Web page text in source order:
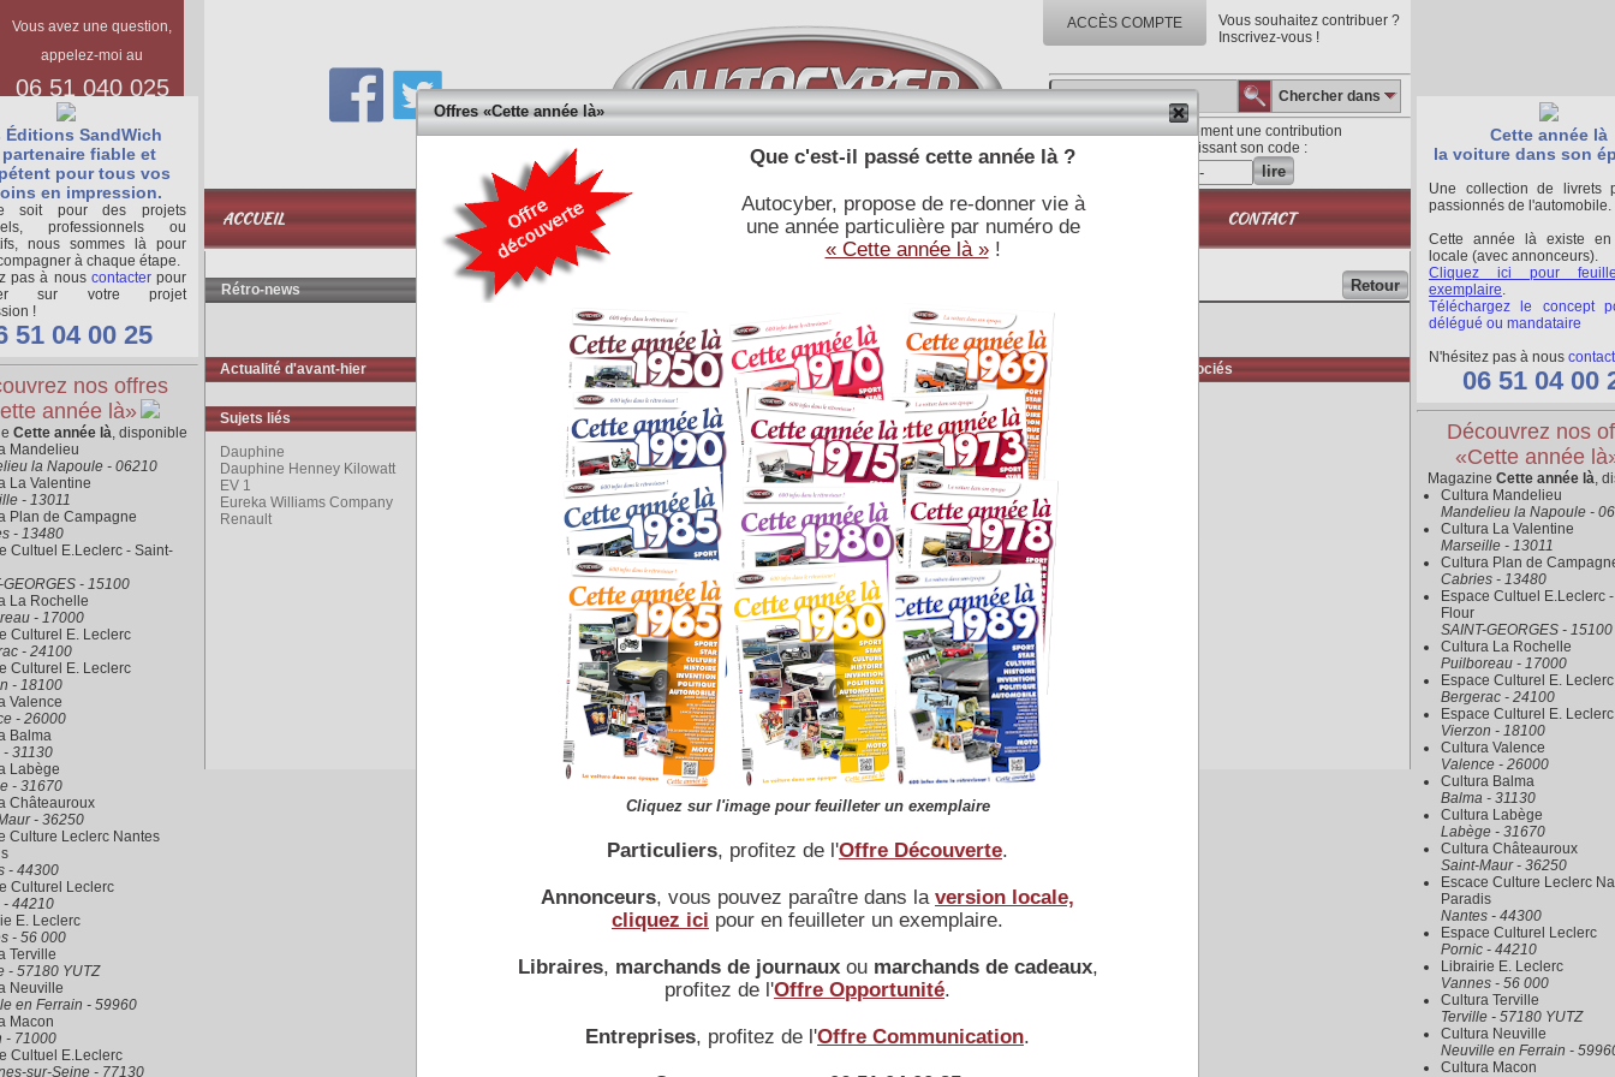
ACCÈS COMPTE
Vous souhaitez contribuer ?
Inscrivez-vous !
Chercher dans
Lisez directement une contribution
en saisissant son code :
lire
ACCUEIL
BASE
DOCUMENTAIRE
RÉFÉRENCES
JOURNALISTIQUES
BOUTIQUE CONTACT
Vous avez une question,
appelez-moi au
06 51 040 025
Rétro-news Retour
Actualité d'avant-hier
Sujets liés
Dauphine
Dauphine Henney Kilowatt
EV 1
Eureka Williams Company
Renault
Deux sociétés AMERICAINES étudient une VOITURE
ELECTRIQUE avec RENAULT.
Les firmes National Union Electric Company et Eureka Williams Company
qui deviennent un an plus tard Eureka Williams Company développent la
Renault Dauphine Henney Kilowatt une voiture électrique en 1959 aux
Etats-Unis.
Elle est la première voiture électrique moderne, précurseur des véhicules
électriques plus récents comme l'EV1 de General Motors de 1996 issue du
programme ZEV promulgué en 1990.
Actualité précédente Actualité suivante
COMMENTAIRES aucun commentaire
Ajouter un commentaire
Médias associés
Accueil | Conseiller à un ami Infos légales Conditions d'utilisation
Éditions SandWich
fiable et
pour tous vos
en impression.
soit pour des projets
professionnels ou
nous sommes là pour
à chaque étape.
pas à nous contacterpour
sur votre projet
!
51 04 00 25
nos offres
année là»
Cette année là, disponible
Mandelieu
la Napoule - 06210
La Valentine
- 13011
Plan de Campagne
- 13480
Cultuel E.Leclerc - Saint-
GEORGES - 15100
La Rochelle
- 17000
Culturel E. Leclerc
- 24100
Culturel E. Leclerc
- 18100
Valence
- 26000
Balma
- 31130
Labège
- 31670
Châteauroux
- 36250
Culture Leclerc Nantes
- 44300
Culturel Leclerc
- 44210
E. Leclerc
- 56 000
Terville
- 57180 YUTZ
Neuville
en Ferrain - 59960
Macon
- 71000
Cultuel E.Leclerc
sur-Seine - 77130
Cette année là
la voiture dans son
Une collection de livrets
passionnés de l'automobile.
Cette année là existe en
locale (avec annonceurs).
Cliquez ici pour
exemplaire.
Téléchargez le concept
délégué ou mandataire
N'hésitez pas à nous
06 51 04 00
Découvrez nos
«Cette année
Magazine Cette année là,
Cultura Mandelieu
Mandelieu la Napoule -
Cultura La Valentine
Marseille - 13011
Cultura Plan de
Cabries - 13480
Espace Cultuel E.Leclerc
Flour
SAINT-GEORGES - 15100
Cultura La Rochelle
Puilboreau - 17000
Espace Culturel E. Leclerc
Bergerac - 24100
Espace Culturel E. Leclerc
Vierzon - 18100
Cultura Valence
Valence - 26000
Cultura Balma
Balma - 31130
Cultura Labège
Labège - 31670
Cultura Châteauroux
Saint-Maur - 36250
Escace Culture Leclerc
Paradis
Nantes - 44300
Espace Culturel Leclerc
Pornic - 44210
Librairie E. Leclerc
Vannes - 56 000
Cultura Terville
Terville - 57180 YUTZ
Cultura Neuville
Neuville en Ferrain -
Cultura Macon
Offres «Cette année là»
Que c'est-il passé cette année là ?
Autocyber, propose de re-donner vie à
une année particulière par numéro de
« Cette année là »!
Cliquez sur l'image pour feuilleter un exemplaire
Particuliers, profitez de l'Offre Découverte.
Annonceurs, vous pouvez paraître dans la version locale,
cliquez ici pour en feuilleter un exemplaire.
Libraires, marchands de journauxou marchands de cadeaux,
profitez de l'Offre Opportunité.
Entreprises, profitez de l'Offre Communication.